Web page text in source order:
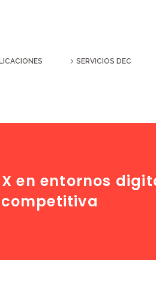
SERVICIOS DEC
en entornos